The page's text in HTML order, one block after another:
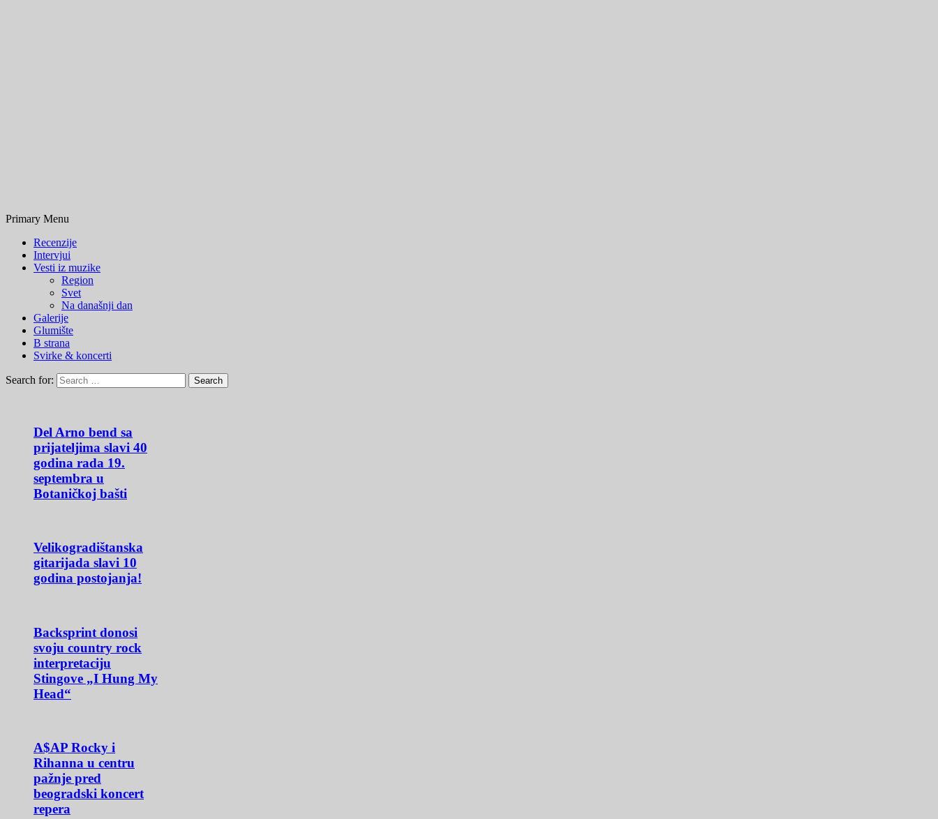
Primary Menu
Recenzije
Intervjui
Vesti iz muzike
Region
Svet
Na današnji dan
Galerije
Glumište
B strana
Svirke & koncerti
Search for:
Del Arno bend sa
prijateljima slavi 40
godina rada 19.
septembra u
Botaničkoj bašti
Velikogradištanska
gitarijada slavi 10
godina postojanja!
Backsprint donosi
svoju country rock
interpretaciju
Stingove „I Hung My
Head“
A$AP Rocky i
Rihanna u centru
pažnje pred
beogradski koncert
repera